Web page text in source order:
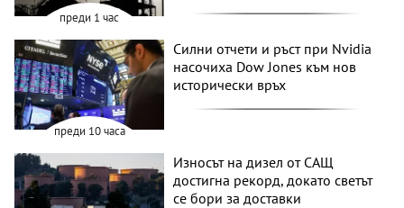
преди 1 час
преди 10 часа
Силни отчети и ръст при Nvidia
насочиха Dow Jones към нов
исторически връх
Износът на дизел от САЩ
достигна рекорд, докато светът
се бори за доставки